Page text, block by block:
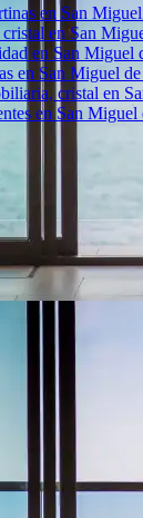
en San
en San
en San Miguel
en San Miguel
cristal en
en San Miguel